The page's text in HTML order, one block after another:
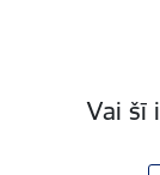
Vai šī